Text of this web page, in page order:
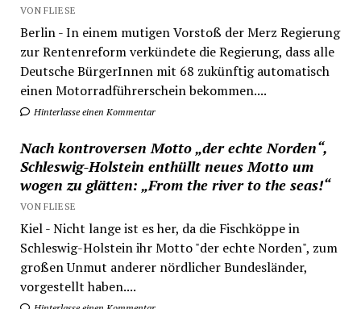
VON FLIESE
Berlin - In einem mutigen Vorstoß der Merz Regierung
zur Rentenreform verkündete die Regierung, dass alle
Deutsche BürgerInnen mit 68 zukünftig automatisch
einen Motorradführerschein bekommen....
Hinterlasse einen Kommentar
Nach kontroversen Motto „der echte Norden“,
Schleswig-Holstein enthüllt neues Motto um
wogen zu glätten: „From the river to the seas!“
VON FLIESE
Kiel - Nicht lange ist es her, da die Fischköppe in
Schleswig-Holstein ihr Motto "der echte Norden", zum
großen Unmut anderer nördlicher Bundesländer,
vorgestellt haben....